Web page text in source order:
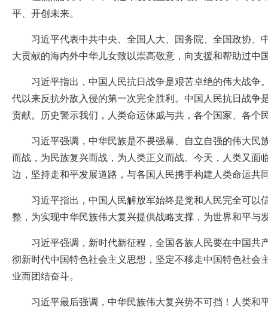
平、开创未来。
习近平代表中共中央、全国人大、国务院、全国政协、
大贡献的海内外中华儿女致以崇高敬意，向支援和帮助过
习近平指出，中国人民抗日战争是艰苦卓绝的伟大战争
代以来反抗外敌入侵的第一次完全胜利。中国人民抗日战
贡献。历史警示我们，人类命运休戚与共，各个国家、各
习近平强调，中华民族是不畏强暴、自立自强的伟大民
而战，为民族复兴而战，为人类正义而战。今天，人类又
边，坚持走和平发展道路，与各国人民携手构建人类命运共
习近平指出，中国人民解放军始终是党和人民完全可以
整，为实现中华民族伟大复兴提供战略支撑，为世界和平与
习近平强调，新时代新征程，全国各族人民要在中国共产
彻新时代中国特色社会主义思想，坚定不移走中国特色社
业而团结奋斗。
习近平最后强调，中华民族伟大复兴势不可挡！人类和